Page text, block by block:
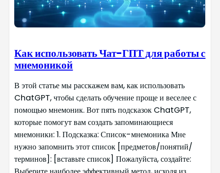
Как использовать Чат-ГПТ для работы с
мнемоникой
В этой статье мы расскажем вам, как использовать
ChatGPT, чтобы сделать обучение проще и веселее с
помощью мнемоник. Вот пять подсказок ChatGPT,
которые помогут вам создать запоминающиеся
мнемоники: 1. Подсказка: Список-мнемоника Мне
нужно запомнить этот список [предметов/понятий/
терминов]: [вставьте список] Пожалуйста, создайте: